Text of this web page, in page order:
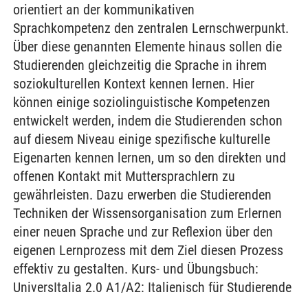
orientiert an der kommunikativen
Sprachkompetenz den zentralen Lernschwerpunkt.
Über diese genannten Elemente hinaus sollen die
Studierenden gleichzeitig die Sprache in ihrem
soziokulturellen Kontext kennen lernen. Hier
können einige soziolinguistische Kompetenzen
entwickelt werden, indem die Studierenden schon
auf diesem Niveau einige spezifische kulturelle
Eigenarten kennen lernen, um so den direkten und
offenen Kontakt mit Muttersprachlern zu
gewährleisten. Dazu erwerben die Studierenden
Techniken der Wissensorganisation zum Erlernen
einer neuen Sprache und zur Reflexion über den
eigenen Lernprozess mit dem Ziel diesen Prozess
effektiv zu gestalten. Kurs- und Übungsbuch:
UniversItalia 2.0 A1/A2: Italienisch für Studierende